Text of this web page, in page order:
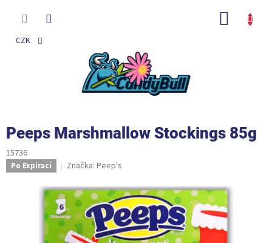
CZK
Peeps Marshmallow Stockings 85g
15736
Po Expiraci Značka: Peep's